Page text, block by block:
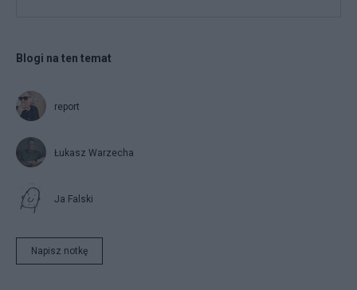
Blogi na ten temat
report
Łukasz Warzecha
Ja Falski
Napisz notkę